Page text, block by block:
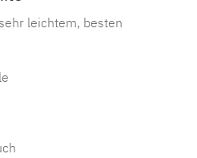
leichtem, besten